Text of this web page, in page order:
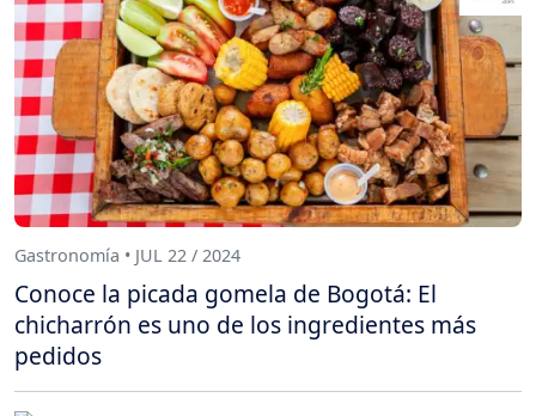
Gastronomía • JUL 22 / 2024
Conoce la picada gomela de Bogotá: El
chicharrón es uno de los ingredientes más
pedidos